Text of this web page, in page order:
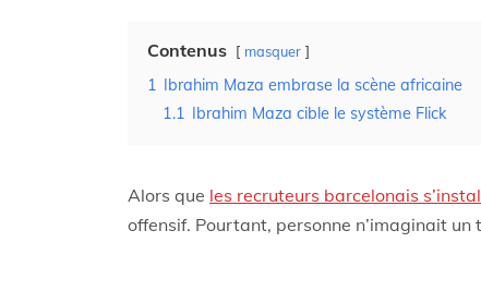
Contenus masquer
1
Ibrahim Maza embrase la scène africaine
1.1
Ibrahim Maza cible le système Flick
Alors que les recruteurs barcelonais
offensif. Pourtant, personne n’imaginait